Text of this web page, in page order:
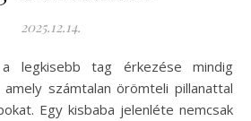
2025.12.14.
számtalan örömteli pillanattal
Egy kisbaba jelenléte nemcsak